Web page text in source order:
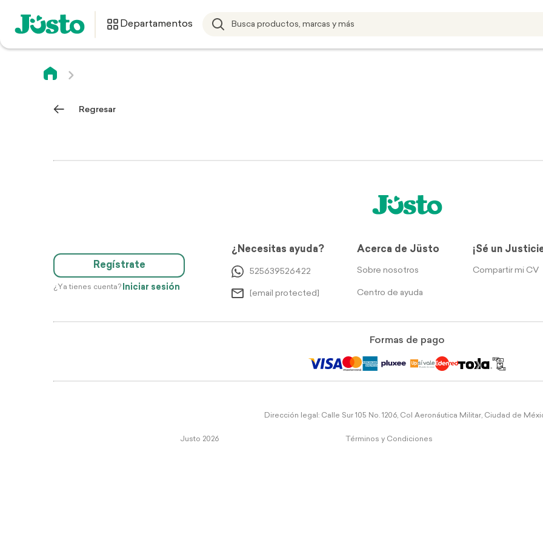
Departamentos
Regresar
Regístrate
¿Ya tienes cuenta? Iniciar sesión
¿Necesitas ayuda?
525639526422
[email protected]
Acerca de Jüsto
Sobre nosotros
Centro de ayuda
¡Sé un
Compartir mi CV
Formas de pago
Dirección legal: Calle Sur 105 No. 1206, Col Aeronáutica Militar, Ciudad de
Justo 2026 Términos y Condiciones